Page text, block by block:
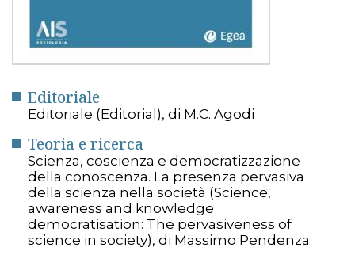
Editoriale
Editoriale (Editorial), di M.C. Agodi
Teoria e ricerca
Scienza, coscienza e democratizzazione
della conoscenza. La presenza pervasiva
della scienza nella società (Science,
awareness and knowledge
democratisation: The pervasiveness of
science in society), di Massimo Pendenza